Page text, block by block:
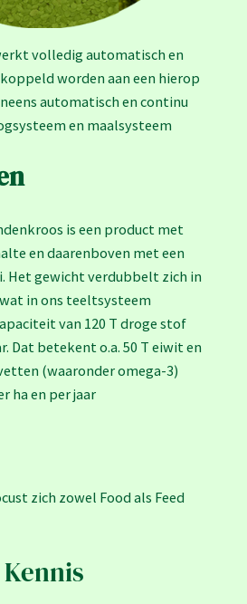
volledig automatisch en
worden aan een hierop
automatisch en continu
en maalsysteem
is een product met
en daarenboven met een
Het gewicht verdubbelt zich in
in ons teeltsysteem
van 120 T droge stof
Dat betekent o.a. 50 T eiwit en
(waaronder omega-3)
ha en per jaar
zich zowel Food als Feed
Kennis